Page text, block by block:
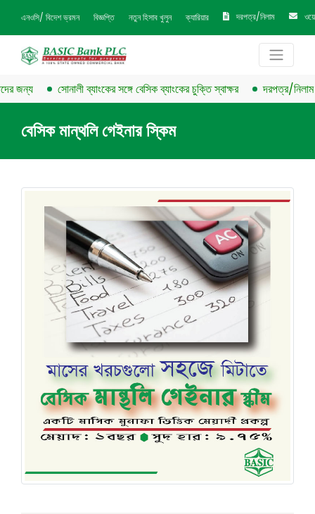
এনওসি/ বিদেশ ভ্রমন বিজ্ঞপ্তি নতুন হিসাব খুলুন ক্যারিয়ার দরপত্র/নিলাম
জন্য সোনালী ব্যাংকের সঙ্গে বেসিক ব্যাংকের চুক্তি স্বাক্ষর দরপত্র/নিলাম
বেসিক মান্থলি গেইনার স্কিম